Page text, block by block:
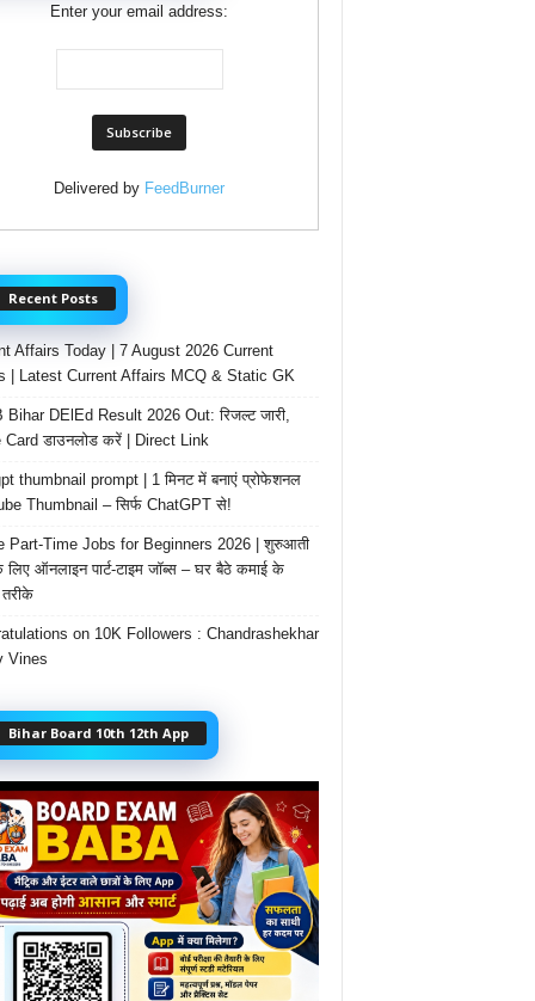
Enter your email address:
Delivered by FeedBurner
Recent Posts
Affairs Today | 7 August 2026 Current
| Latest Current Affairs MCQ & Static GK
Bihar DElEd Result 2026 Out: रिजल्ट जारी,
Card डाउनलोड करें | Direct Link
thumbnail prompt | 1 मिनट में बनाएं प्रोफेशनल
Thumbnail – सिर्फ ChatGPT से!
Part-Time Jobs for Beginners 2026 | शुरुआती
लिए ऑनलाइन पार्ट-टाइम जॉब्स – घर बैठे कमाई के
on 10K Followers : Chandrashekhar
Vines
Bihar Board 10th 12th App